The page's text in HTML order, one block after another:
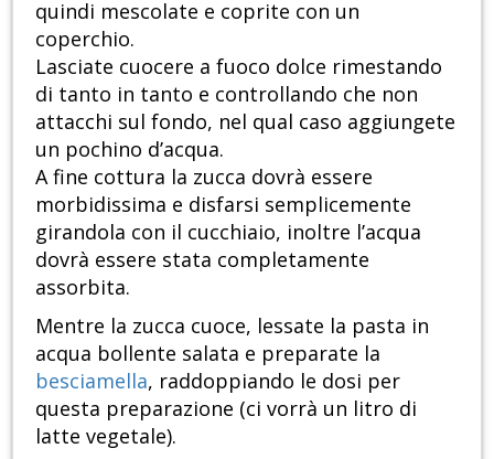
quindi mescolate e coprite con un
coperchio.
Lasciate cuocere a fuoco dolce rimestando
di tanto in tanto e controllando che non
attacchi sul fondo, nel qual caso aggiungete
un pochino d’acqua.
A fine cottura la zucca dovrà essere
morbidissima e disfarsi semplicemente
girandola con il cucchiaio, inoltre l’acqua
dovrà essere stata completamente
assorbita.
Mentre la zucca cuoce, lessate la pasta in
acqua bollente salata e preparate la
besciamella, raddoppiando le dosi per
questa preparazione (ci vorrà un litro di
latte vegetale).